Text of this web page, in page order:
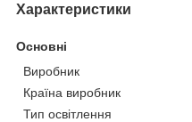
Характеристики
Основні
Виробник
Країна виробник
Тип освітлення